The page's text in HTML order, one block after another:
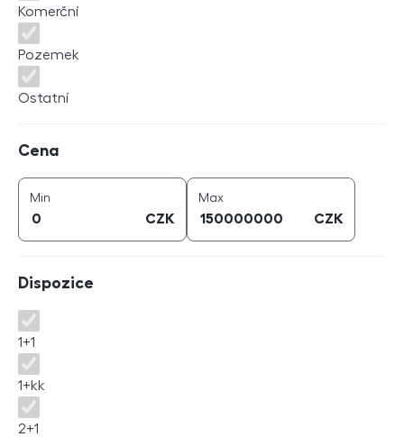
Komerční
Pozemek
Ostatní
Cena
Min
CZK
Maxcena (
CZK
Dispozice
Dispozice
1+1
1+kk
2+1